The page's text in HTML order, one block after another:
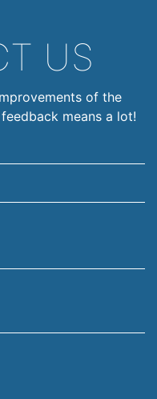
US
of the
means a lot!